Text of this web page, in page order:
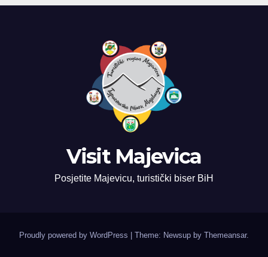
Visit Majevica
Posjetite Majevicu, turistički biser BiH
Proudly powered by WordPress Theme: Newsup by Themeansar.